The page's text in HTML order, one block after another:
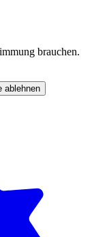
brauchen.
ablehnen